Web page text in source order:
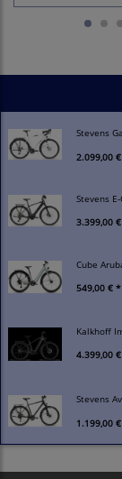
Stevens
2.099,00
Stevens
3.399,00
Cube
549,00 € *
Kalkhoff
4.399,00
Stevens
1.199,00